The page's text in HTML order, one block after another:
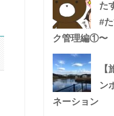
た
#
ク管理編①〜
ン
ネーション